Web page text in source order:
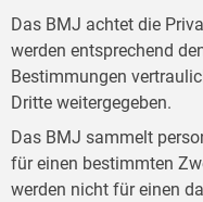
Das BMJ achtet die
werden entsprechend
Bestimmungen
Dritte weitergegeben.
Das BMJ sammelt
für einen bestimmten
werden nicht für einen